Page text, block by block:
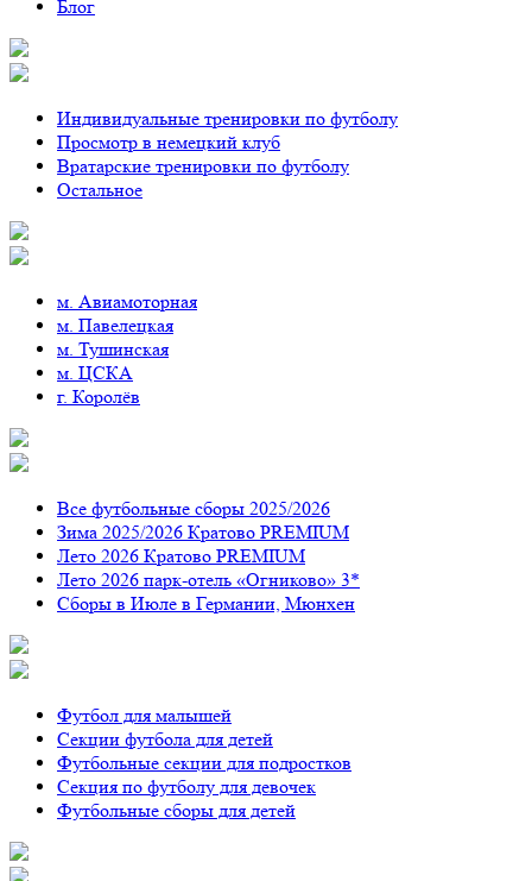
Блог
Индивидуальные тренировки по футболу
Просмотр в немецкий клуб
Вратарские тренировки по футболу
Остальное
м. Авиамоторная
м. Павелецкая
м. Тушинская
м. ЦСКА
г. Королёв
Все футбольные сборы 2025/2026
Зима 2025/2026 Кратово PREMIUM
Лето 2026 Кратово PREMIUM
Лето 2026 парк-отель «Огниково» 3*
Сборы в Июле в Германии, Мюнхен
Футбол для малышей
Секции футбола для детей
Футбольные секции для подростков
Секция по футболу для девочек
Футбольные сборы для детей